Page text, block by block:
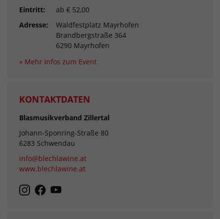
Eintritt:
ab € 52,00
Adresse:
Waldfestplatz Mayrhofen
Brandbergstraße 364
6290 Mayrhofen
» Mehr Infos zum Event
KONTAKTDATEN
Blasmusikverband Zillertal
Johann-Sponring-Straße 80
6283 Schwendau
info@blechlawine.at
www.blechlawine.at